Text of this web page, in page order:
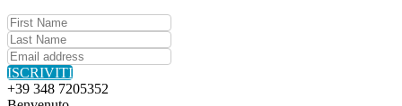
ISCRIVITI
+39 348 7205352